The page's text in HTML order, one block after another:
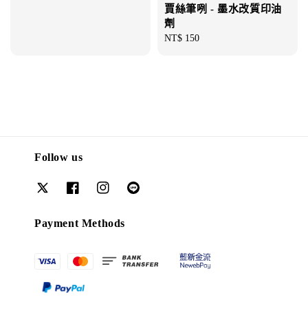
賈絲筆咧 - 墨水改質印油
劑
Regular
NT$ 150
Follow us
Payment Methods